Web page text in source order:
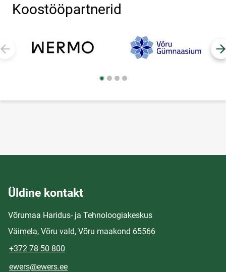
Koostööpartnerid
Üldine kontakt
Võrumaa Haridus- ja Tehnoloogiakeskus
Väimela, Võru vald, Võru maakond 65566
+372 78 50 800
ewers@ewers.ee